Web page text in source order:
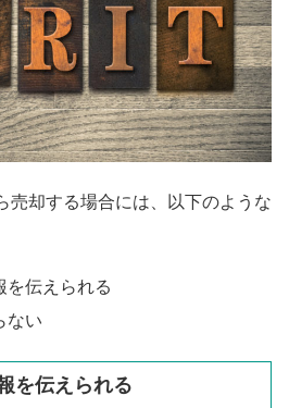
売却する場合には、以下のような
を伝えられる
ない
を伝えられる